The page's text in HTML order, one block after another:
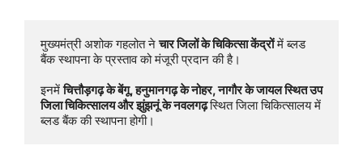
मुख्यमंत्री अशोक गहलोत ने चार जिलों के चिकित्सा केंद्रों में ब्लड
बैंक स्थापना के प्रस्ताव को मंजूरी प्रदान की है।
इनमें चित्तौड़गढ़ के बेंगू, हनुमानगढ़ के नोहर, नागौर के जायल स्थित उप
जिला चिकित्सालय और झुंझनूं के नवलगढ़ स्थित जिला चिकित्सालय में
ब्लड बैंक की स्थापना होगी।